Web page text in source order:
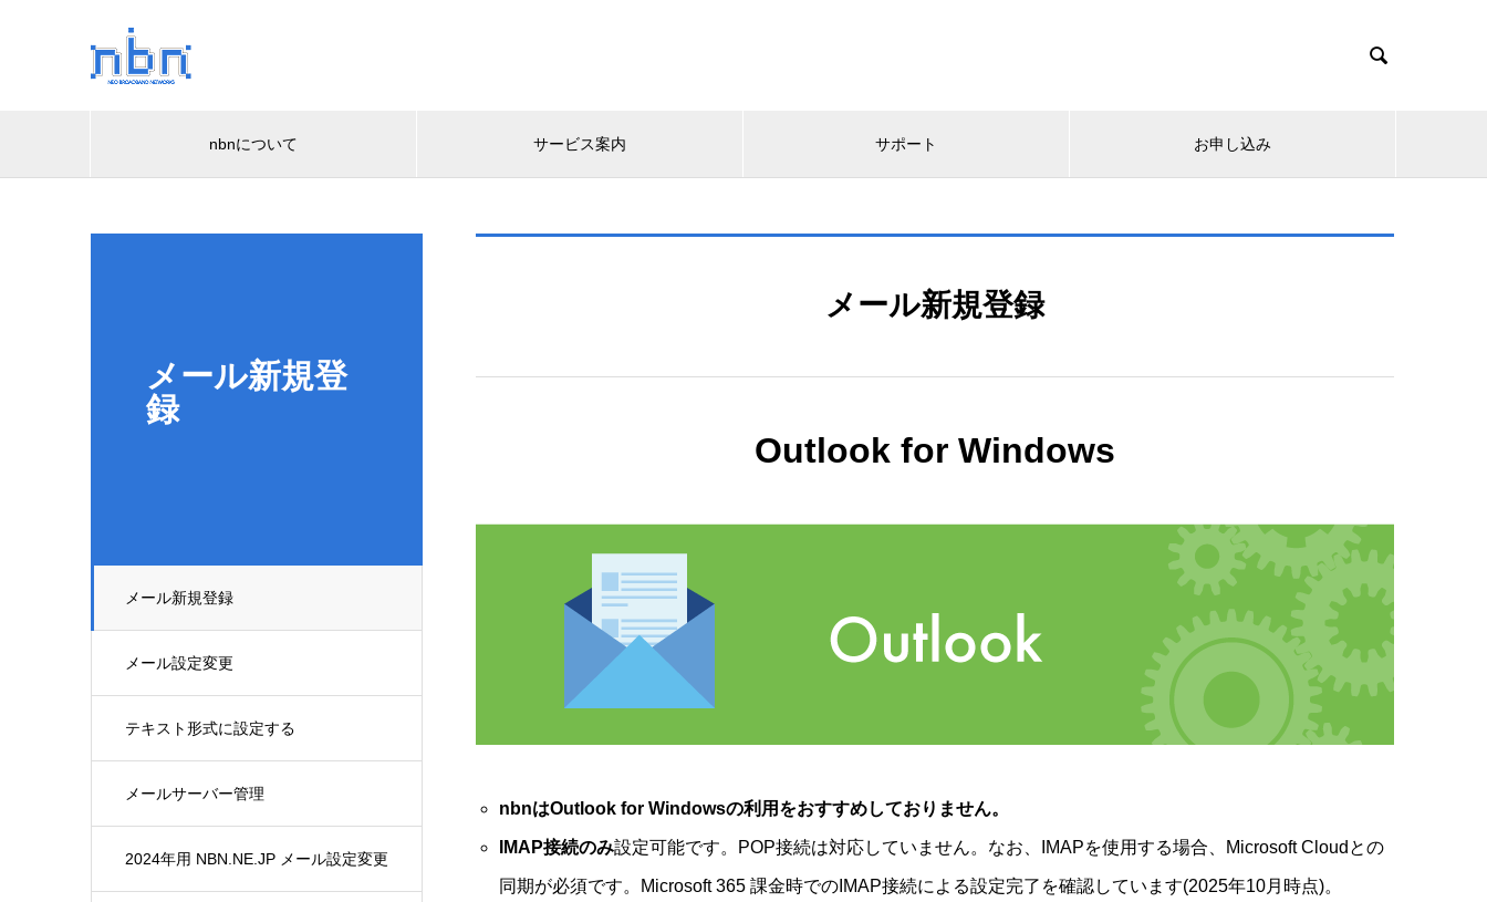

nbnについて サービス案内 サポート お申し込み
メール新規登
録
メール新規登録
メール設定変更
テキスト形式に設定する
メールサーバー管理
2024年用 NBN.NE.JP メール設定変更
メール新規登録
Outlook for Windows
nbnはOutlook for Windowsの利用をおすすめしておりません。
IMAP接続のみ設定可能です。POP接続は対応していません。なお、IMAPを使用する場合、Microsoft Cloudとの
同期が必須です。Microsoft 365 課金時でのIMAP接続による設定完了を確認しています(2025年10月時点)。